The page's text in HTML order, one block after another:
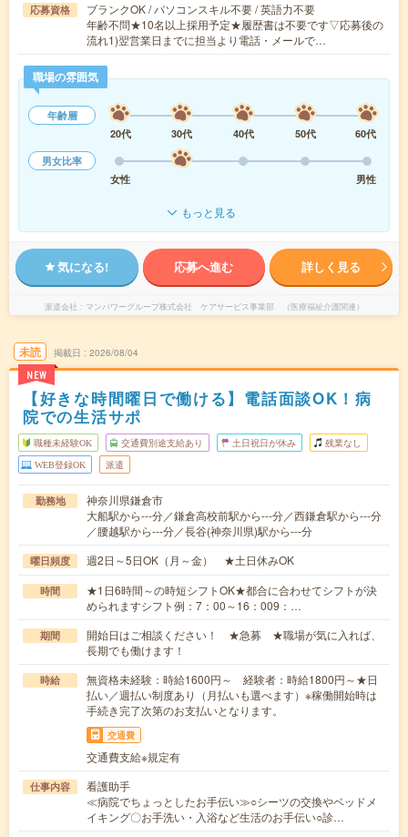
応募資格
ブランクOK / パソコンスキル不要 / 英語力不要
年齢不問★10名以上採用予定★履歴書は不要です▽応募後の
流れ1)翌営業日までに担当より電話・メールで…
職場の雰囲気
年齢層
20代
30代 40代 50代
60代
男女比率
女性
男性
もっと見る
気になる! 応募へ進む 詳しく見る
派遣会社 マンパワーグループ株式会社 ケアサービス事業部 （医療福祉介護関連）
未読
NEW
掲載日 2026/08/04
【好きな時間曜日で働ける】電話面談OK！病
院での生活サポ
職種未経験OK 交通費別途支給あり 土日祝日が休み 残業なし
WEB登録OK 派遣
勤務地
神奈川県鎌倉市
大船駅から---分／鎌倉高校前駅から---分／西鎌倉駅から---分
／腰越駅から---分／長谷(神奈川県)駅から---分
曜日頻度 週2日～5日OK（月～金） ★土日休みOK
時間
★1日6時間～の時短シフトOK★都合に合わせてシフトが決
められますシフト例：7：00～16：009：…
期間
開始日はご相談ください！ ★急募 ★職場が気に入れば、
長期でも働けます！
時給
無資格未経験：時給1600円～ 経験者：時給1800円～★日
払い／週払い制度あり（月払いも選べます）※稼働開始時は
手続き完了次第のお支払いとなります。
交通費
交通費支給※規定有
仕事内容
看護助手
≪病院でちょっとしたお手伝い≫○シーツの交換やベッドメ
イキング〇お手洗い・入浴など生活のお手伝い○診…